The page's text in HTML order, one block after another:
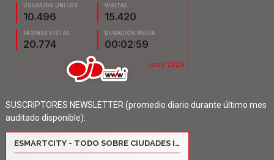
SUSCRIPTORES NEWSLETTER (promedio diario durante último mes
auditado disponible):